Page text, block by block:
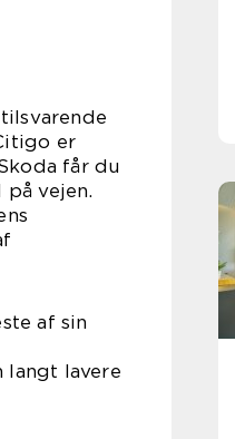
er
får du
vejen.
af sin
langt lavere